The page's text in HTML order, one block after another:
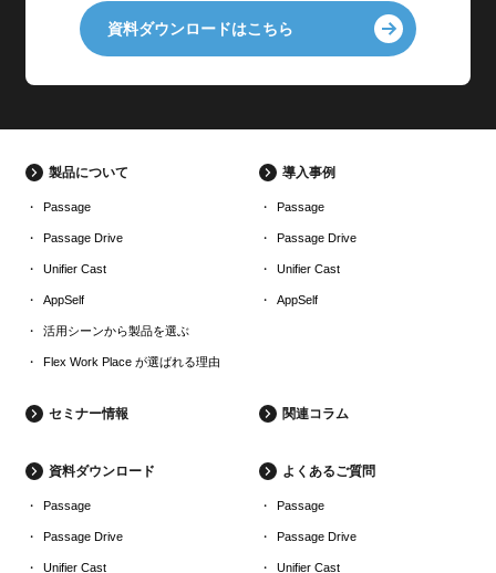
資料ダウンロードはこちら
製品について
Passage
Passage Drive
Unifier Cast
AppSelf
活用シーンから製品を選ぶ
Flex Work Place が選ばれる理由
導入事例
Passage
Passage Drive
Unifier Cast
AppSelf
セミナー情報 関連コラム
資料ダウンロード
Passage
Passage Drive
Unifier Cast
よくあるご質問
Passage
Passage Drive
Unifier Cast